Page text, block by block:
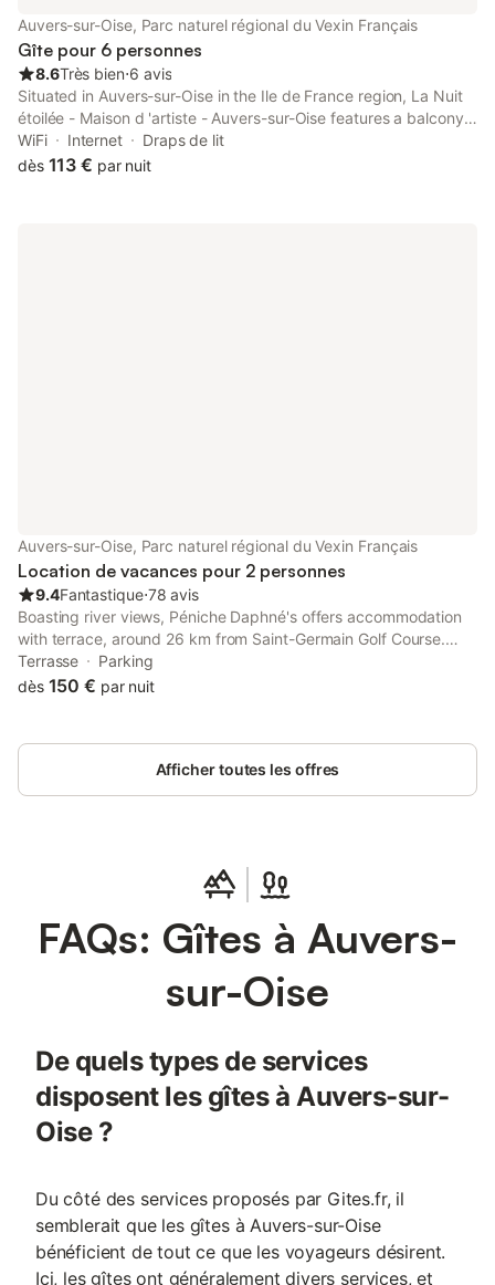
(célèbre architecte des métros parisiens). Une construction
remarquable aujourd’hui privée et inscrite aux monuments
historiques
Auvers-sur-Oise, Parc naturel régional du Vexin Français
Gîte pour 6 personnes
8.6Très bien⋅6 avis
Situated in Auvers-sur-Oise in the Ile de France region, La Nuit
étoilée - Maison d 'artiste - Auvers-sur-Oise features a balcony.
The property is around 27 km from Stade de France, 29 km
from Pigalle Metro Station and 29 km from Sacré-Coeur.
WiFi Internet
Draps de lit
dès 113 € par nuit
Auvers-sur-Oise, Parc naturel régional du Vexin Français
Location de vacances pour 2 personnes
9.4Fantastique⋅78 avis
Boasting river views, Péniche Daphné's offers accommodation
with terrace, around 26 km from Saint-Germain Golf Course.
Guests staying at this bed and breakfast have access to a
balcony.
Terrasse
Parking
dès 150 € par nuit
Afficher toutes les offres
FAQs: Gîtes à Auvers-
sur-Oise
De quels types de services
disposent les gîtes à Auvers-sur-
Oise ?
Du côté des services proposés par Gites.fr, il
semblerait que les gîtes à Auvers-sur-Oise
bénéficient de tout ce que les voyageurs désirent.
Ici, les gîtes ont généralement divers services, et